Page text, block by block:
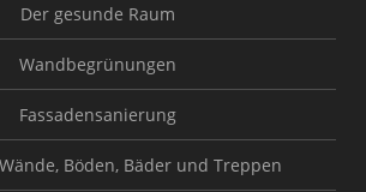
Der gesunde Raum
Wandbegrünungen
Fassadensanierung
Böden, Bäder und Treppen